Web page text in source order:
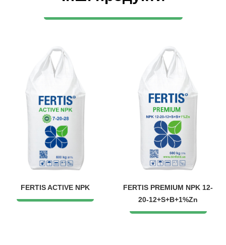
FERTIS ACTIVE NPK
FERTIS PREMIUM NPK 12-
20-12+S+B+1%Zn